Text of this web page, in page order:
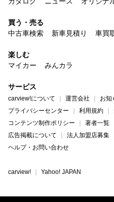
買う・売る
中古車検索
新車見積り 車買
楽しむ
マイカー
みんカラ
サービス
carview!について 運営会社 お知
プライバシーセンター
利用規約
コンテンツ制作ポリシー
著者一覧
広告掲載について
法人加盟店募集
ヘルプ・お問い合わせ
carview! Yahoo! JAPAN